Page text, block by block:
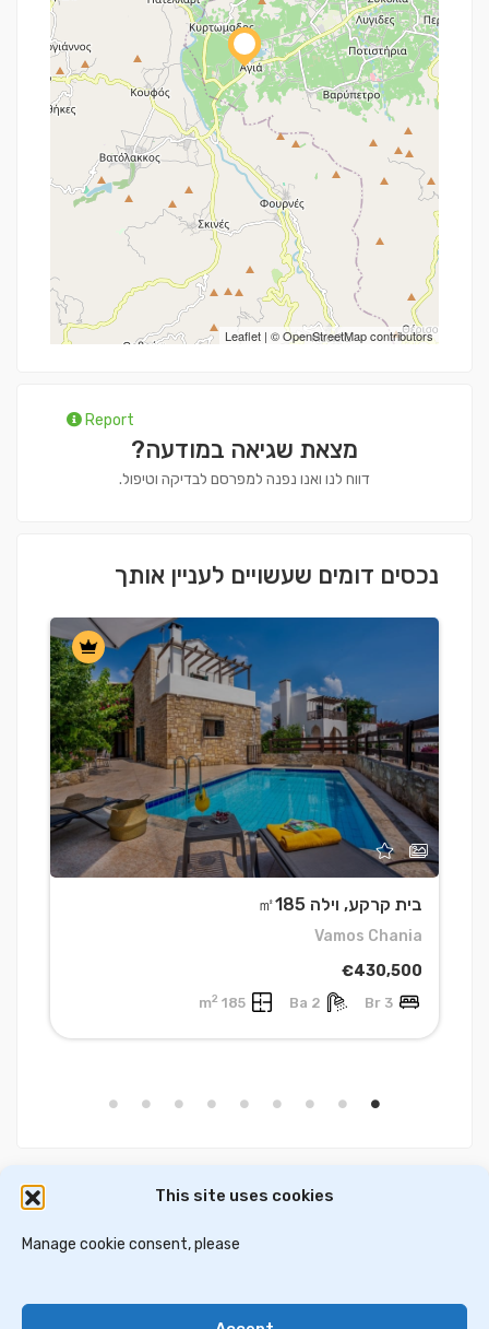
This site uses cookies
Manage cookie consent, please
Leaflet | ©OpenStreetMapcontributors
Report
מצאת שגיאה במודעה?
דווח לנו ואנו נפנה למפרסם לבדיקה וטיפול.
נכסים דומים שעשויים לעניין אותך
בית קרקע, וילה ㎡185
Vamos Chania
€430,500
3 Br
2 Ba
185 m
2